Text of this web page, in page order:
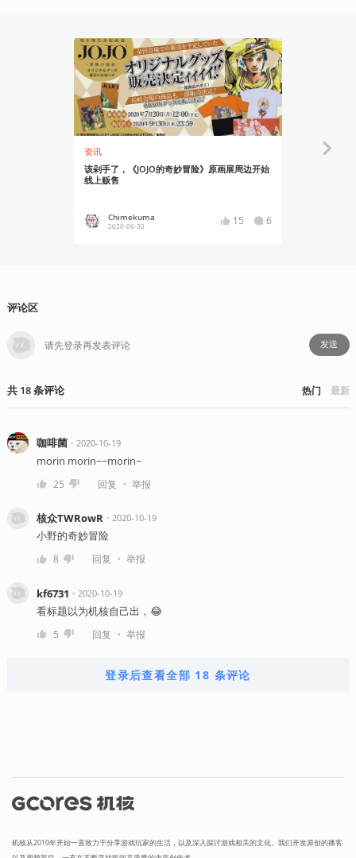
资讯
该剁手了，《JOJO的奇妙冒险》原画展周边开始
线上贩售
Chimekuma
2020-06-30 15 6
评论区
发送
共 18条评论 热门 最新
咖啡菌・ 2020-10-19
morin morin~~morin~
25 回复 ・ 举报
核众TWRowR ・ 2020-10-19
小野的奇妙冒险
8 回复 ・ 举报
kf6731 ・ 2020-10-19
看标题以为机核自己出，😂
5 回复 ・ 举报
登录后查看全部 18 条评论
机核从2010年开始一直致力于分享游戏玩家的生活，以及深入探讨游戏相关的文化。我们开发原创的播客